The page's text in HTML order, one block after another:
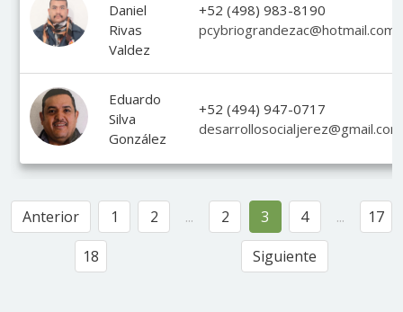
Daniel
Rivas
Valdez
+52 (498) 983-8190
pcybriograndezac@hotmail.com
Eduardo
Silva
González
+52 (494) 947-0717
desarrollosocialjerez@gmail.com
Anterior 1 2 ... 2 3 4 ...
17
18
Siguiente